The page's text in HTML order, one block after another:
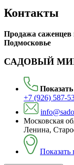
Контакты
Продажа саженцев
Подмосковье
САДОВЫЙ
+7 (926) 587-
Московская
Ленина,
Показать